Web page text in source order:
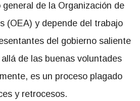
de la Organización de
(OEA) y depende del trabajo
del gobierno saliente
de las buenas voluntades
es un proceso plagado
y retrocesos.